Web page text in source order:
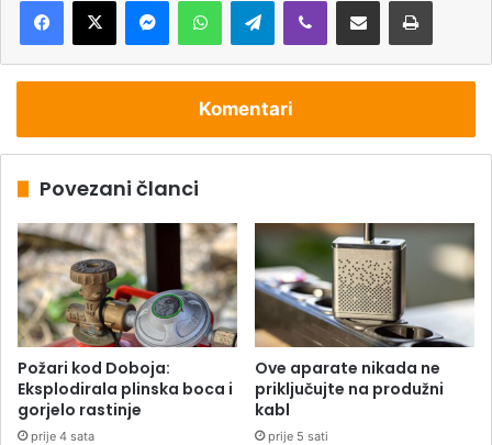
Komentari
Povezani članci
Požari kod Doboja:
Eksplodirala plinska boca i
gorjelo rastinje
prije 4 sata
Ove aparate nikada ne
priključujte na produžni
kabl
prije 5 sati